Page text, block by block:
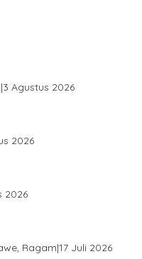
|3 Agustus 2026
2026
2026
Ragam|17 Juli 2026